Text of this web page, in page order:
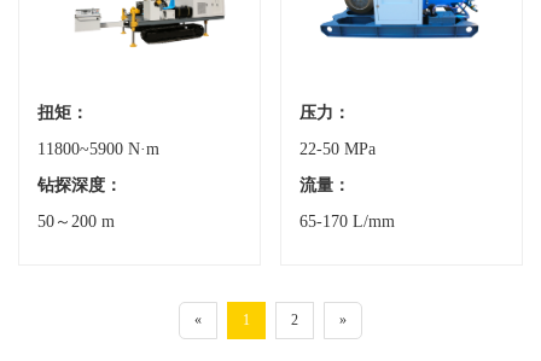
扭矩：
11800~5900 N·m
钻探深度：
50～200 m
压力：
22-50 MPa
流量：
65-170 L/mm
« 1 2 »